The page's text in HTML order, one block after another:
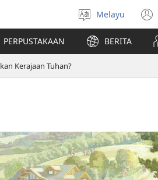
Pilih
Bahasa
Melayu
PERPUSTAKAAN BERITA
Kerajaan Tuhan?